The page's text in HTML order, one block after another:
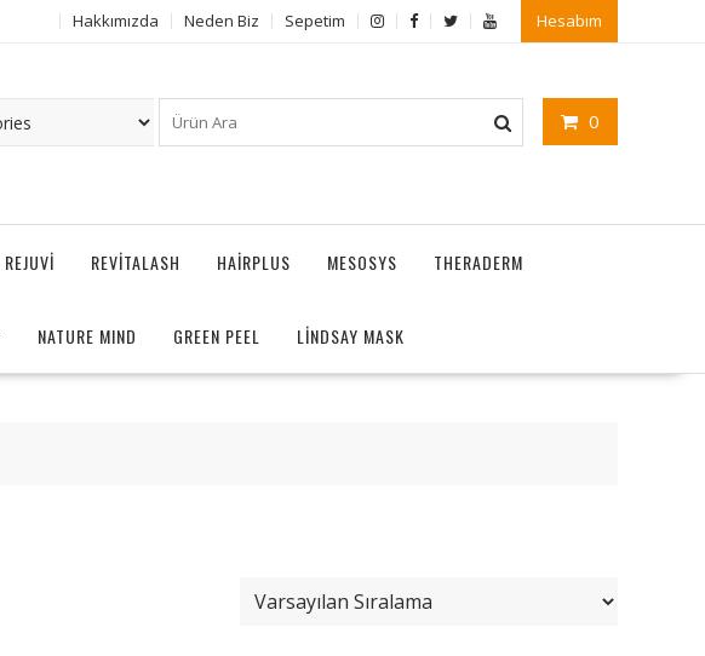
Hakkımızda Neden Biz Sepetim Hesabım
0
REJUVI REVITALASH HAIRPLUS MESOSYS THERADERM
NATURE MIND GREEN PEEL LİNDSAY MASK